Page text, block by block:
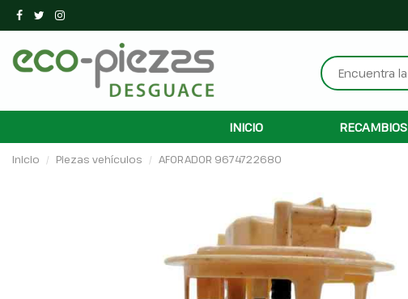
INICIO RECAMBIOS
Inicio Piezas vehículos AFORADOR 9674722680